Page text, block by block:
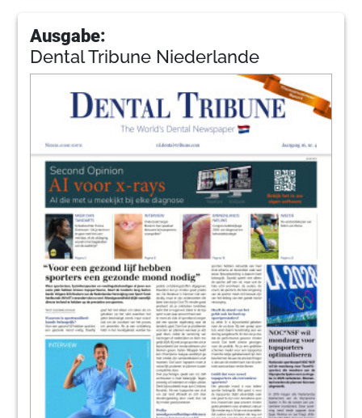
Ausgabe:
Dental Tribune Niederlande